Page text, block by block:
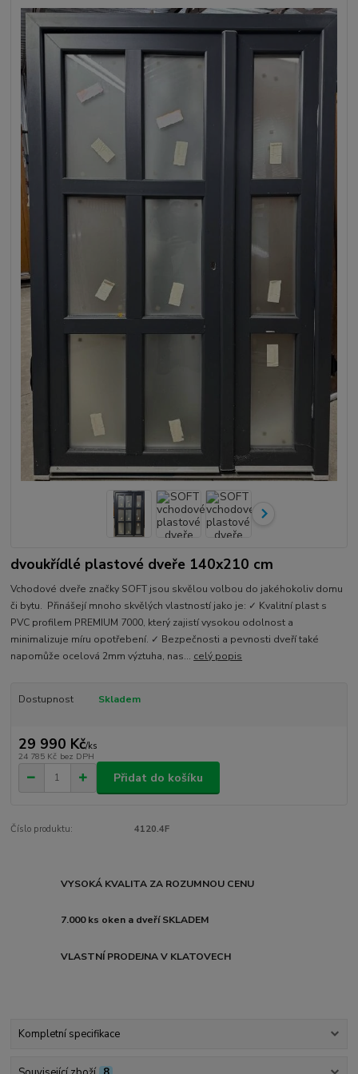
dvoukřídlé plastové dveře 140x210 cm
Vchodové dveře značky SOFT jsou skvělou volbou do jakéhokoliv domu
či bytu. Přinášejí mnoho skvělých vlastností jako je: ✓ Kvalitní plast s
PVC profilem PREMIUM 7000, který zajistí vysokou odolnost a
minimalizuje míru opotřebení. ✓ Bezpečnosti a pevnosti dveří také
napomůže ocelová 2mm výztuha, nas... celý popis
Dostupnost Skladem
29 990 Kč/ks
24 785 Kč bez DPH
Přidat do košíku
Číslo produktu: 4120.4F
VYSOKÁ KVALITA ZA ROZUMNOU CENU
7.000 ks oken a dveří SKLADEM
VLASTNÍ PRODEJNA V KLATOVECH
Kompletní specifikace